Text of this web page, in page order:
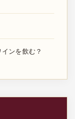
ンを飲む？